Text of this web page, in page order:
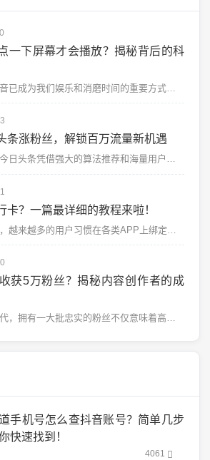
一下屏幕才会播放？揭秘背后的科
在日常生活中，刷抖音已成为我们娱乐和消磨时间的重要方式。我们习惯于手指轻轻一滑，短视频一帧帧自动播放...
条涨粉丝，解锁百万流量新机遇
在移动互联网时代，今日头条凭借强大的算法推荐和海量用户，成为众多内容创作者展示才华、分享观点的重要平...
卡？一篇最详细的教程来啦！
获5万粉丝？揭秘内容创作者的成
在如今的社交媒体时代，拥有一大批忠实的粉丝不仅意味着高曝光率，更意味着你拥有了和粉丝产生深度互动的机...
手机号怎么查抖音账号？简单几步
快速找到！
4061